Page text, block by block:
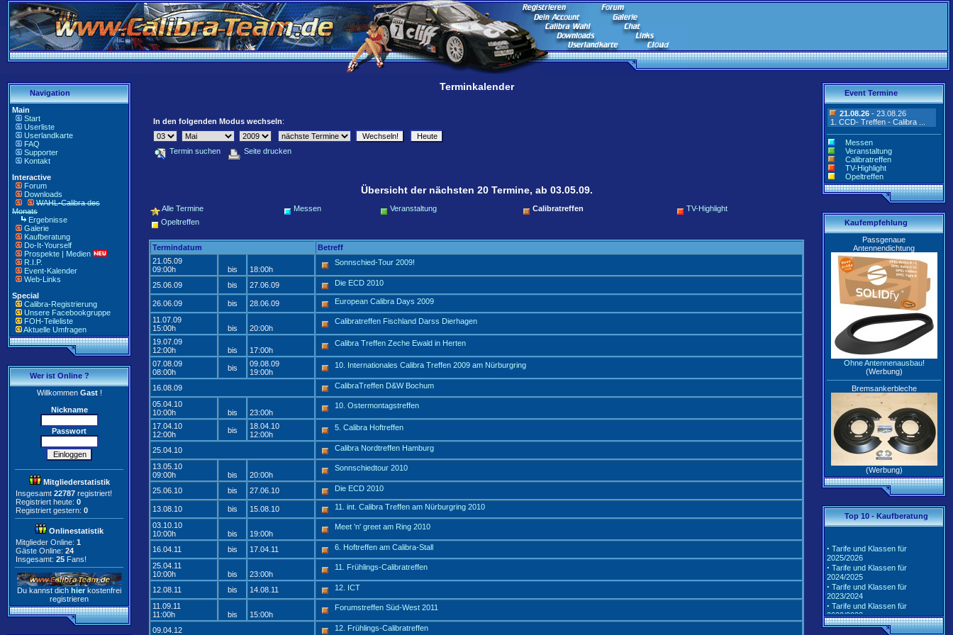
Navigation
Main
Start
Userliste
Userlandkarte
FAQ
Supporter
Kontakt
Interactive
Forum
Downloads
WAHL-Calibra des
Monats
Ergebnisse
Galerie
Kaufberatung
Do-It-Yourself
Prospekte | Medien
R.I.P.
Event-Kalender
Web-Links
Special
Calibra-Registrierung
Unsere Facebookgruppe
FOH-Teileliste
Aktuelle Umfragen
Wer ist Online ?
WillkommenGast!
Nickname
Passwort
Mitgliederstatistik
Insgesamt 22787 registriert!
Registriert heute: 0
Registriert gestern: 0
Onlinestatistik
Mitglieder Online: 1
Gäste Online: 24
Insgesamt: 25 Fans!
Du kannst dich hier kostenfrei
registrieren
Terminkalender
In den folgenden Modus wechseln:
Termin suchen Seite drucken
Übersicht der nächsten 20 Termine, ab 03.05.09.
Alle Termine Messen Veranstaltung Calibratreffen
TV-Highlight
Opeltreffen
Termindatum
Betreff
21.05.09
09:00h
bis 18:00h
Sonnschied-Tour 2009!
25.06.09 bis 27.06.09 Die ECD 2010
26.06.09 bis 28.06.09 European Calibra Days 2009
11.07.09
15:00h
bis 20:00h
Calibratreffen Fischland Darss Dierhagen
19.07.09
12:00h
bis 17:00h
Calibra Treffen Zeche Ewald in Herten
07.08.09
08:00h
bis
09.08.09
19:00h
10. Internationales Calibra Treffen 2009 am Nürburgring
16.08.09 CalibraTreffen D&W Bochum
05.04.10
10:00h
bis 23:00h
10. Ostermontagstreffen
17.04.10
12:00h
bis
18.04.10
12:00h
5. Calibra Hoftreffen
25.04.10 Calibra Nordtreffen Hamburg
13.05.10
09:00h
bis 20:00h
Sonnschiedtour 2010
25.06.10 bis 27.06.10 Die ECD 2010
13.08.10 bis 15.08.10 11. int. Calibra Treffen am Nürburgring 2010
03.10.10
10:00h
bis 19:00h
Meet 'n' greet am Ring 2010
16.04.11 bis 17.04.11 6. Hoftreffen am Calibra-Stall
25.04.11
10:00h
bis 23:00h
11. Frühlings-Calibratreffen
12.08.11 bis 14.08.11 12. ICT
11.09.11
11:00h
bis 15:00h
Forumstreffen Süd-West 2011
09.04.12 12. Frühlings-Calibratreffen
Event Termine
21.08.26 - 23.08.26
1. CCD- Treffen - Calibra ...
Messen
Veranstaltung
Calibratreffen
TV-Highlight
Opeltreffen
Kaufempfehlung
Passgenaue
Antennendichtung
Ohne Antennenausbau!
(Werbung)
Bremsankerbleche
(Werbung)
Top 10 - Kaufberatung
2025/2026
· Tarife und Klassen für
2024/2025
· Tarife und Klassen für
2023/2024
· Tarife und Klassen für
2022/2023
· Tarife und Klassen für
2021/2022